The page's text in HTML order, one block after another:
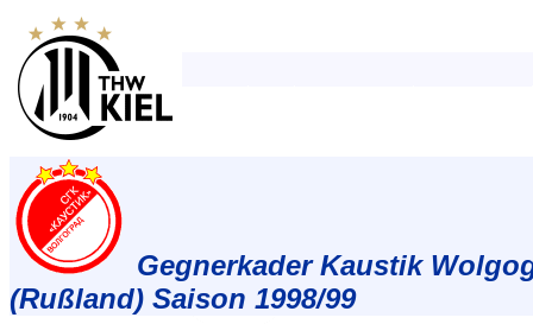
Gegnerkader Kaustik
(Rußland) Saison 1998/99